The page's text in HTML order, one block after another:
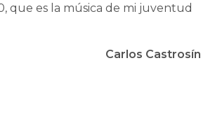
que es la música de mi juventud
Carlos Castrosín